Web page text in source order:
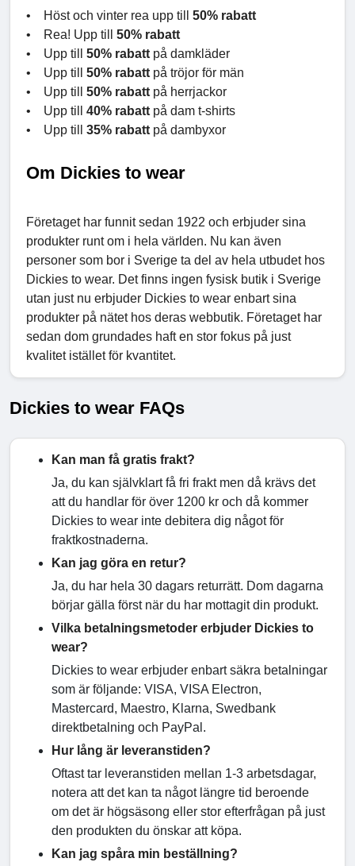
• Höst och vinter rea upp till 50% rabatt
• Rea! Upp till 50% rabatt
• Upp till 50% rabatt på damkläder
• Upp till 50% rabatt på tröjor för män
• Upp till 50% rabatt på herrjackor
• Upp till 40% rabatt på dam t-shirts
• Upp till 35% rabatt på dambyxor
Om Dickies to wear
Företaget har funnit sedan 1922 och erbjuder sina
produkter runt om i hela världen. Nu kan även
personer som bor i Sverige ta del av hela utbudet hos
Dickies to wear. Det finns ingen fysisk butik i Sverige
utan just nu erbjuder Dickies to wear enbart sina
produkter på nätet hos deras webbutik. Företaget har
sedan dom grundades haft en stor fokus på just
kvalitet istället för kvantitet.
Dickies to wear FAQs
Kan man få gratis frakt?
Ja, du kan självklart få fri frakt men då krävs det
att du handlar för över 1200 kr och då kommer
Dickies to wear inte debitera dig något för
fraktkostnaderna.
Kan jag göra en retur?
Ja, du har hela 30 dagars returrätt. Dom dagarna
börjar gälla först när du har mottagit din produkt.
Vilka betalningsmetoder erbjuder Dickies to
wear?
Dickies to wear erbjuder enbart säkra betalningar
som är följande: VISA, VISA Electron,
Mastercard, Maestro, Klarna, Swedbank
direktbetalning och PayPal.
Hur lång är leveranstiden?
Oftast tar leveranstiden mellan 1-3 arbetsdagar,
notera att det kan ta något längre tid beroende
om det är högsäsong eller stor efterfrågan på just
den produkten du önskar att köpa.
Kan jag spåra min beställning?